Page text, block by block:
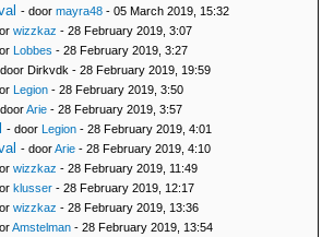
- door mayra48 - 05 March 2019, 15:32
wizzkaz - 28 February 2019, 3:07
Lobbes - 28 February 2019, 3:27
Dirkvdk - 28 February 2019, 19:59
Legion - 28 February 2019, 3:50
Arie - 28 February 2019, 3:57
- door Legion - 28 February 2019, 4:01
- doorArie - 28 February 2019, 4:10
wizzkaz - 28 February 2019, 11:49
klusser - 28 February 2019, 12:17
wizzkaz - 28 February 2019, 13:36
Amstelman - 28 February 2019, 13:54